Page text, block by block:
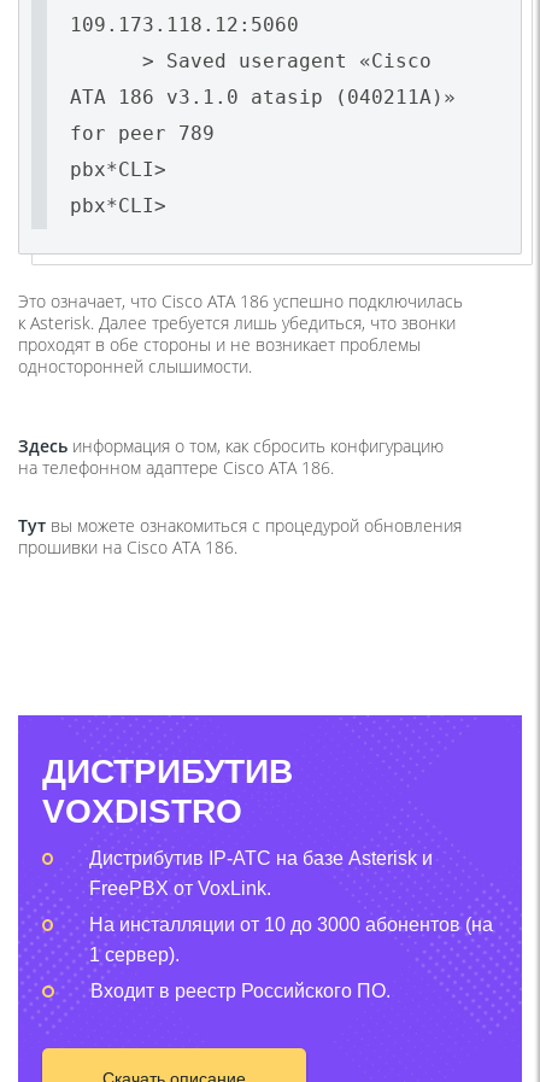
109.173.118.12:5060
> Saved useragent
«Cisco
ATA 186 v3.1.0 atasip
(040211A )»
for peer 789
pbx*CLI>
pbx*CLI>
Это означает, что Cisco ATA 186 успешно подключилась
к Asterisk. Далее требуется лишь убедиться, что звонки
проходят в обе стороны и не возникает проблемы
односторонней слышимости.
Здесь информация о том, как сбросить конфигурацию
на телефонном адаптере Cisco ATA 186.
Тут вы можете ознакомиться с процедурой обновления
прошивки на Cisco ATA 186.
ДИСТРИБУТИВ
VOXDISTRO
Дистрибутив IP-АТС на базе Asterisk и
FreePBX от VoxLink.
На инсталляции от 10 до 3000 абонентов (на
1 сервер).
Входит в реестр Российского ПО.
Скачать описание